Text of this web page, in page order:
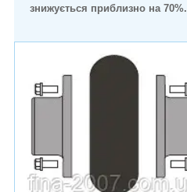
знижується приблизно на 70%.